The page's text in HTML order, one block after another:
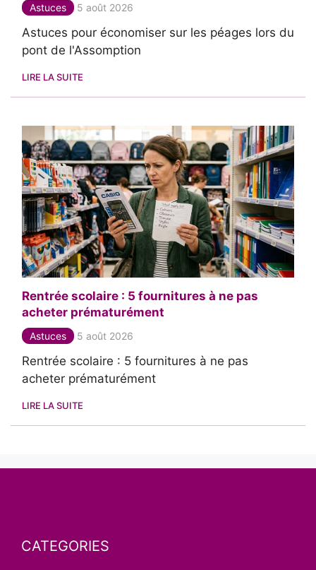
Astuces 5 août 2026
Astuces pour économiser sur les péages lors du
pont de l'Assomption
LIRE LA SUITE
Rentrée scolaire : 5 fournitures à ne pas
acheter prématurément
Astuces 5 août 2026
Rentrée scolaire : 5 fournitures à ne pas
acheter prématurément
LIRE LA SUITE
CATEGORIES